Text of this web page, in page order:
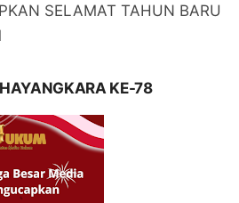
SELAMAT TAHUN BARU
KE-78